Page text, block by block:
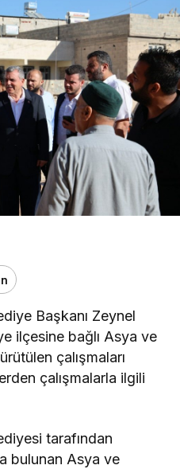
Başkanı Zeynel
ilçesine bağlı Asya ve
çalışmaları
çalışmalarla ilgili
tarafından
bulunan Asya ve